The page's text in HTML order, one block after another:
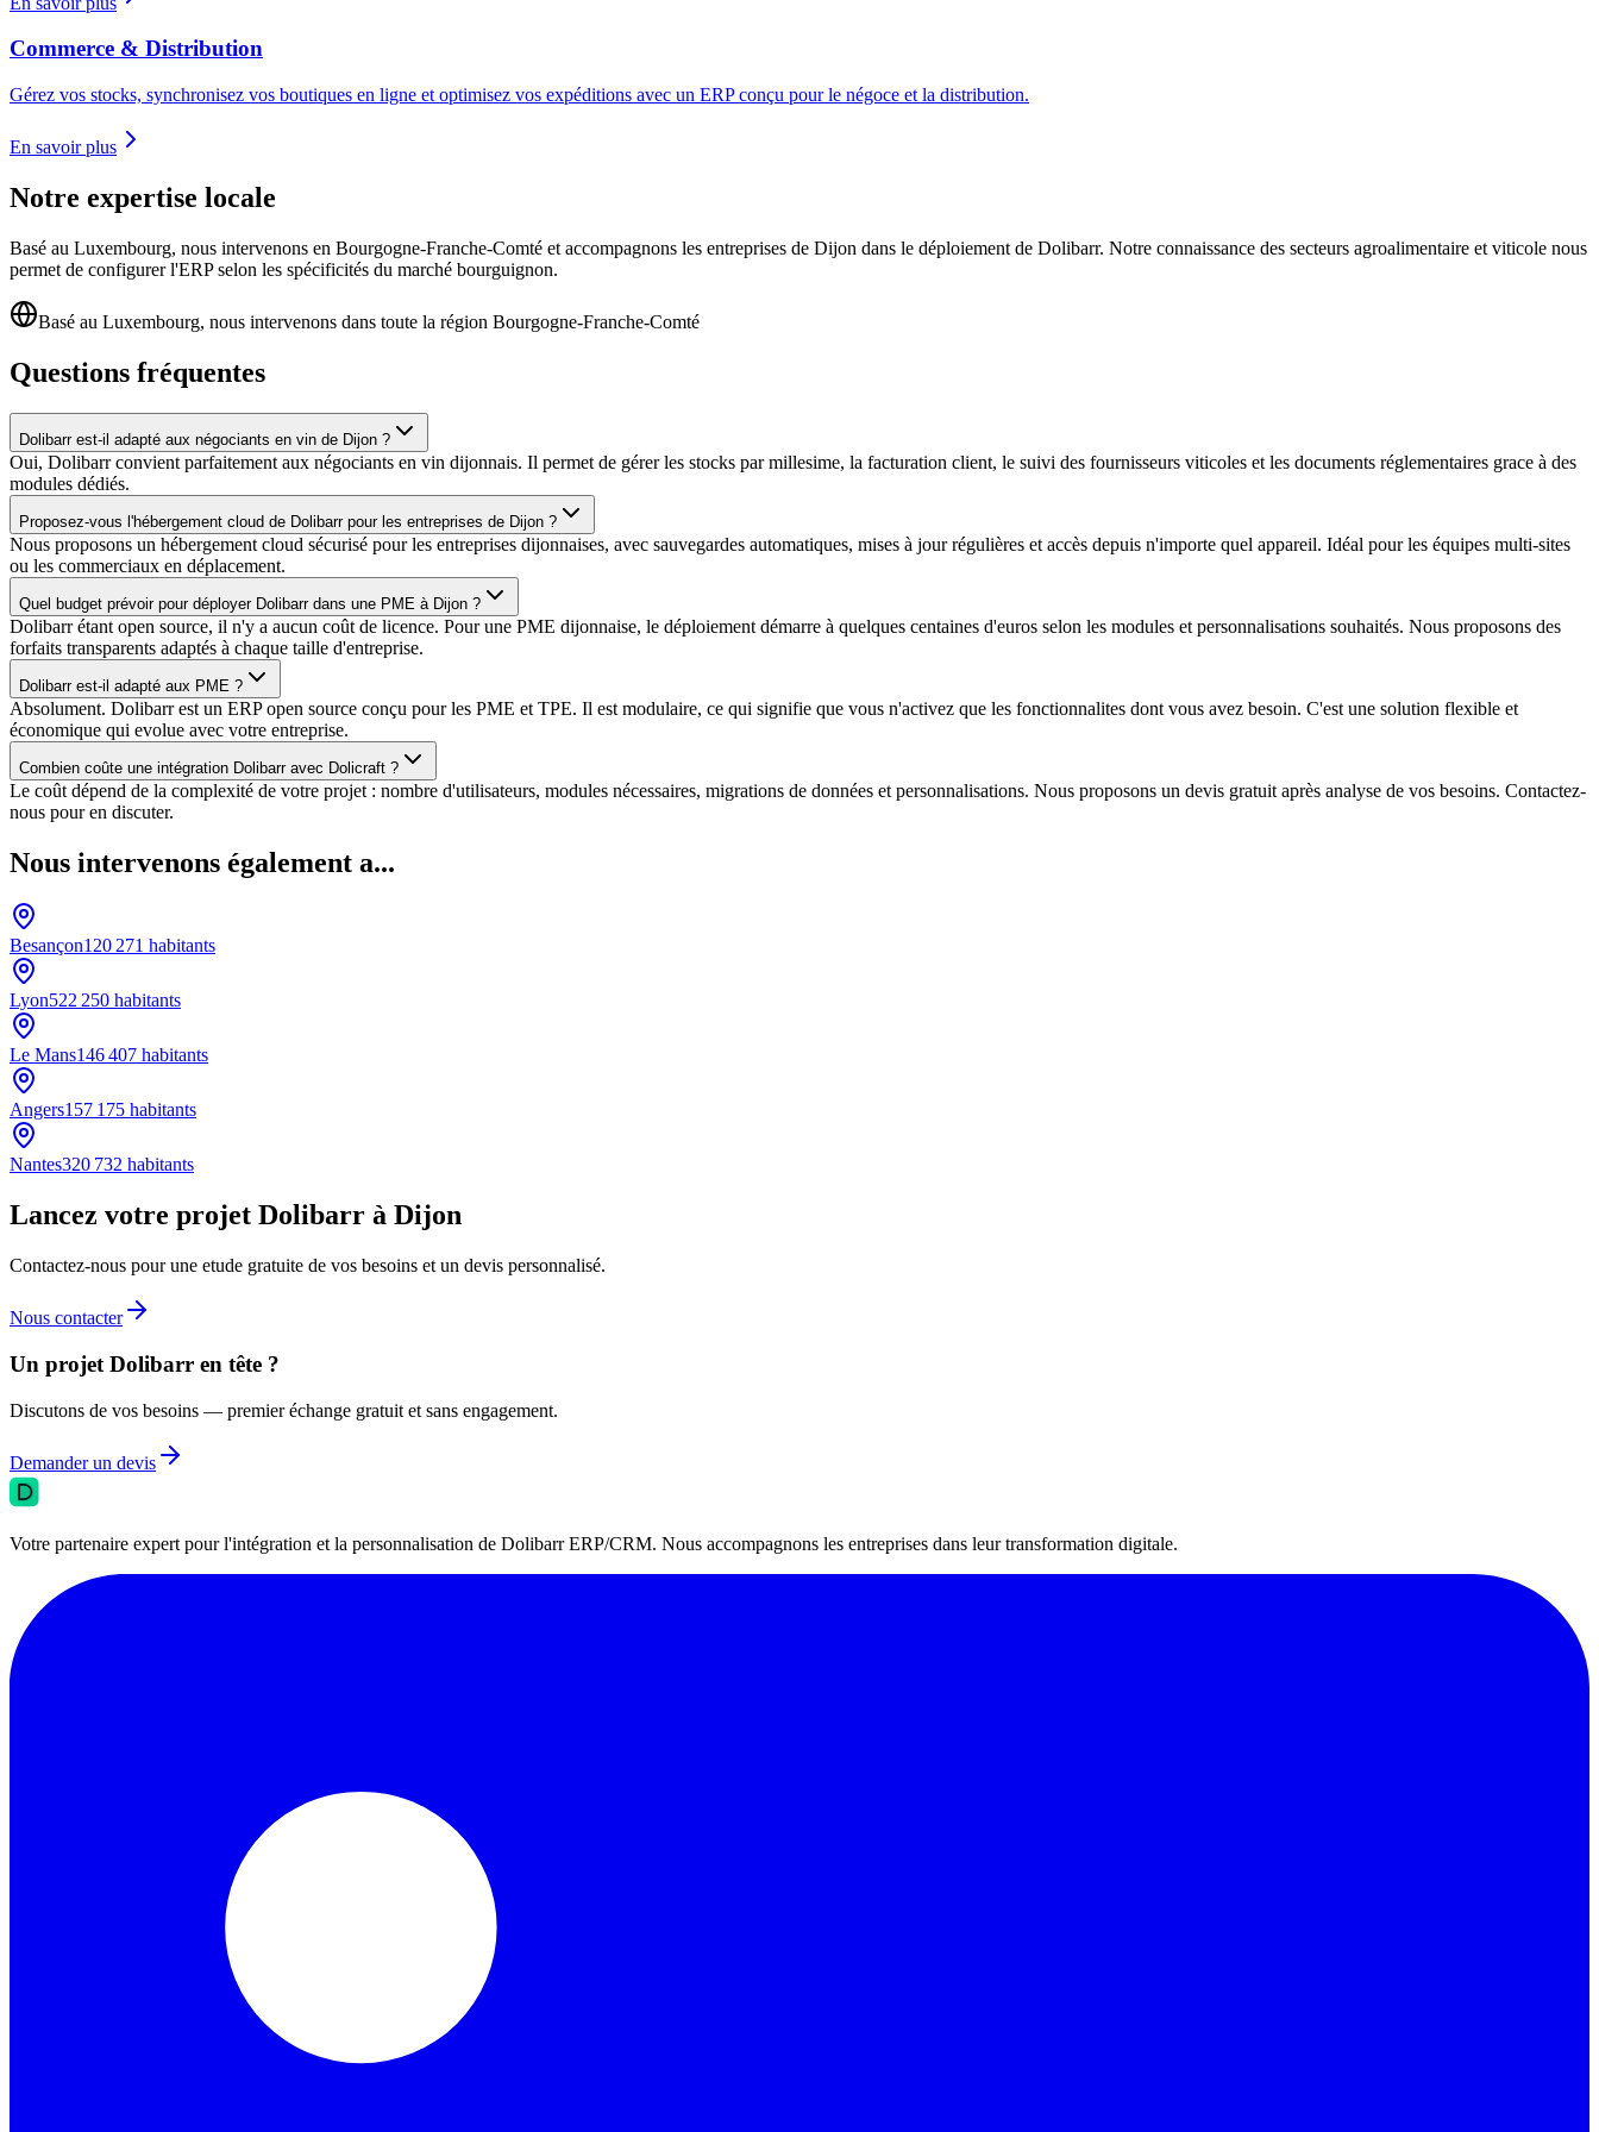
Commerce & Distribution
Gérez vos stocks, synchronisez vos boutiques en ligne et optimisez vos expéditions avec un ERP conçu pour le négoce et la distribution.
En savoir plus
Notre expertise locale
Basé au Luxembourg, nous intervenons en Bourgogne-Franche-Comté et accompagnons les entreprises de Dijon dans le déploiement de Dolibarr. Notre connaissance des secteurs agroalimentaire et viticole nous
permet de configurer l'ERP selon les spécificités du marché bourguignon.
Basé au Luxembourg, nous intervenons dans toute la région Bourgogne-Franche-Comté
Questions fréquentes
Dolibarr est-il adapté aux négociants en vin de Dijon ?
Oui, Dolibarr convient parfaitement aux négociants en vin dijonnais. Il permet de gérer les stocks par millesime, la facturation client, le suivi des fournisseurs viticoles et les documents réglementaires grace à des
modules dédiés.
Proposez-vous l'hébergement cloud de Dolibarr pour les entreprises de Dijon ?
Nous proposons un hébergement cloud sécurisé pour les entreprises dijonnaises, avec sauvegardes automatiques, mises à jour régulières et accès depuis n'importe quel appareil. Idéal pour les équipes multi-sites
ou les commerciaux en déplacement.
Quel budget prévoir pour déployer Dolibarr dans une PME à Dijon ?
Dolibarr étant open source, il n'y a aucun coût de licence. Pour une PME dijonnaise, le déploiement démarre à quelques centaines d'euros selon les modules et personnalisations souhaités. Nous proposons des
forfaits transparents adaptés à chaque taille d'entreprise.
Dolibarr est-il adapté aux PME ?
Absolument. Dolibarr est un ERP open source conçu pour les PME et TPE. Il est modulaire, ce qui signifie que vous n'activez que les fonctionnalites dont vous avez besoin. C'est une solution flexible et
économique qui evolue avec votre entreprise.
Combien coûte une intégration Dolibarr avec Dolicraft ?
Le coût dépend de la complexité de votre projet : nombre d'utilisateurs, modules nécessaires, migrations de données et personnalisations. Nous proposons un devis gratuit après analyse de vos besoins. Contactez-
nous pour en discuter.
Nous intervenons également a...
Besançon120 271 habitants
Lyon522 250 habitants
Le Mans146 407 habitants
Angers157 175 habitants
Nantes320 732 habitants
Lancez votre projet Dolibarr à Dijon
Contactez-nous pour une etude gratuite de vos besoins et un devis personnalisé.
Nous contacter
Un projet Dolibarr en tête ?
Discutons de vos besoins — premier échange gratuit et sans engagement.
Demander un devis
Votre partenaire expert pour l'intégration et la personnalisation de Dolibarr ERP/CRM. Nous accompagnons les entreprises dans leur transformation digitale.